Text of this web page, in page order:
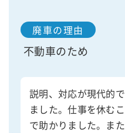
廃車の理由
不動車のため
説明、対応が現代的
ました。仕事を休む
で助かりました。ま